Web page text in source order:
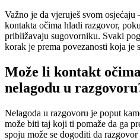
Važno je da vjeruješ svom osjećaju
kontakta očima hladi razgovor,
približavaju sugovorniku. Svaki
korak je prema povezanosti koja je
Može li kontakt
nelagodu u
Nelagoda u razgovoru je poput
može biti taj koji ti pomaže da ga
spoju može se dogoditi da